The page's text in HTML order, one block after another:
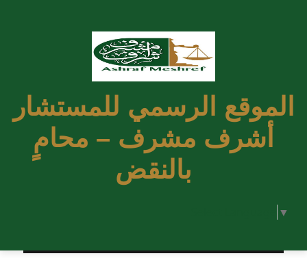
الموقع الرسمي للمستشار
أشرف مشرف – محامٍ
بالنقض
▼